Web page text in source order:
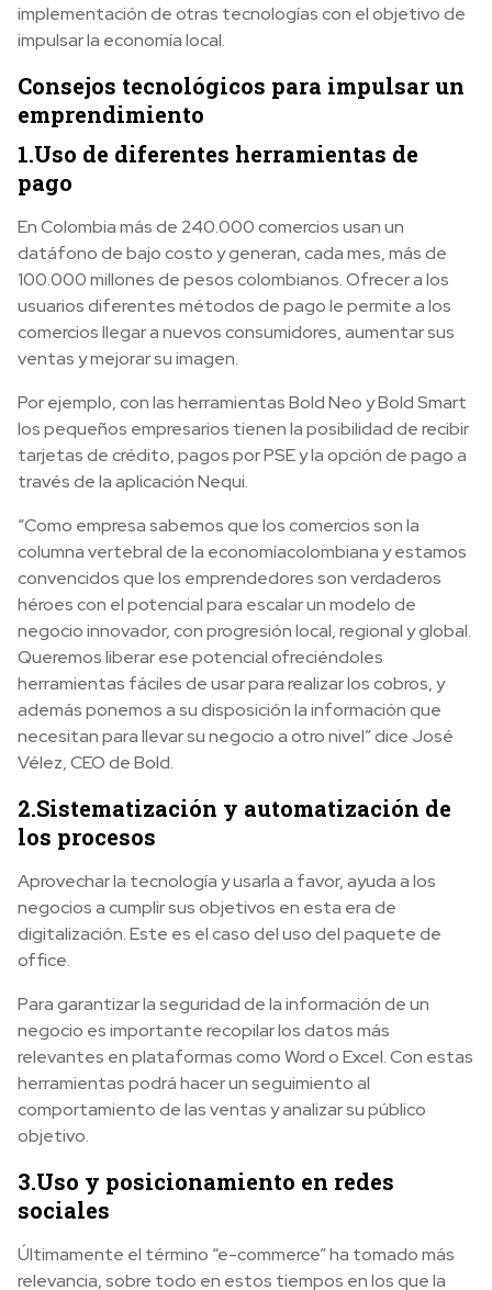
implementación de otras tecnologías con el objetivo de
impulsar la economía local.
Consejos tecnológicos para impulsar un
emprendimiento
1.Uso de diferentes herramientas de
pago
En Colombia más de 240.000 comercios usan un
datáfono de bajo costo y generan, cada mes, más de
100.000 millones de pesos colombianos. Ofrecer a los
usuarios diferentes métodos de pago le permite a los
comercios llegar a nuevos consumidores, aumentar sus
ventas y mejorar su imagen.
Por ejemplo, con las herramientas Bold Neo y Bold Smart
los pequeños empresarios tienen la posibilidad de recibir
tarjetas de crédito, pagos por PSE y la opción de pago a
través de la aplicación Nequi.
“Como empresa sabemos que los comercios son la
columna vertebral de la economíacolombiana y estamos
convencidos que los emprendedores son verdaderos
héroes con el potencial para escalar un modelo de
negocio innovador, con progresión local, regional y global.
Queremos liberar ese potencial ofreciéndoles
herramientas fáciles de usar para realizar los cobros, y
además ponemos a su disposición la información que
necesitan para llevar su negocio a otro nivel” dice José
Vélez, CEO de Bold.
2.Sistematización y automatización de
los procesos
Aprovechar la tecnología y usarla a favor, ayuda a los
negocios a cumplir sus objetivos en esta era de
digitalización. Este es el caso del uso del paquete de
office.
Para garantizar la seguridad de la información de un
negocio es importante recopilar los datos más
relevantes en plataformas como Word o Excel. Con estas
herramientas podrá hacer un seguimiento al
comportamiento de las ventas y analizar su público
objetivo.
3.Uso y posicionamiento en redes
sociales
Últimamente el término “e-commerce” ha tomado más
relevancia, sobre todo en estos tiempos en los que la